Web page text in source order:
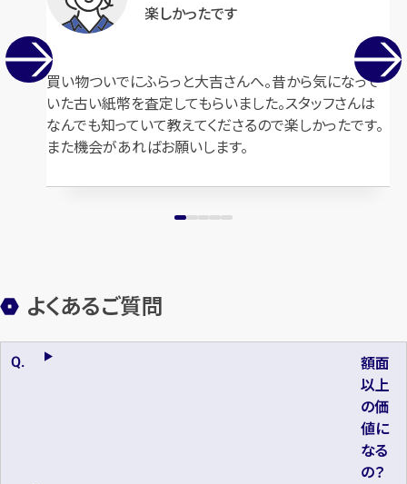
楽しかったです
買い物ついでにふらっと大吉さんへ。昔から気になって
いた古い紙幣を査定してもらいました。スタッフさんは
なんでも知っていて教えてくださるので楽しかったです。
また機会があればお願いします。
よくあるご質問
額面
以上
の価
値に
なる
の？